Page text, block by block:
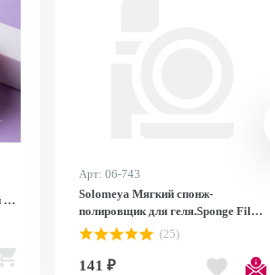
/
Арт: 06-743
Solomeya Мягкий спонж-
полировщик для геля.Sponge File
F6015
(25)
141 ₽